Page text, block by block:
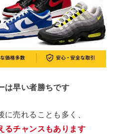
は早い者勝ちです
に売れることも多く、
るチャンスもあります